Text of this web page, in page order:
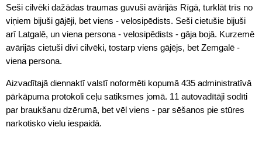
Seši cilvēki dažādas traumas guvuši avārijās Rīgā, turklāt trīs no
viņiem bijuši gājēji, bet viens - velosipēdists. Seši cietušie bijuši
arī Latgalē, un viena persona - velosipēdists - gāja bojā. Kurzemē
avārijās cietuši divi cilvēki, tostarp viens gājējs, bet Zemgalē -
viena persona.
Aizvadītajā diennaktī valstī noformēti kopumā 435 administratīvā
pārkāpuma protokoli ceļu satiksmes jomā. 11 autovadītāji sodīti
par braukšanu dzērumā, bet vēl viens - par sēšanos pie stūres
narkotisko vielu iespaidā.